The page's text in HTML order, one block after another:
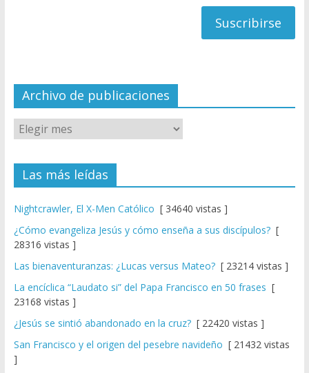
el
Archivo de publicaciones
Las más leídas
Nightcrawler, El X-Men Católico [ 34640 vistas ]
¿Cómo evangeliza Jesús y cómo enseña a sus discípulos?[
28316 vistas ]
Las bienaventuranzas: ¿Lucas versus Mateo?[ 23214 vistas ]
La encíclica “Laudato si” del Papa Francisco en 50 frases [
23168 vistas ]
¿Jesús se sintió abandonado en la cruz?[ 22420 vistas ]
San Francisco y el origen del pesebre navideño [ 21432 vistas
]